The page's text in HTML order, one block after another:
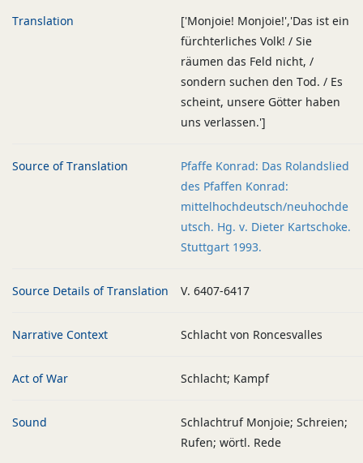
Translation
['Monjoie! Monjoie!','Das ist ein
fürchterliches Volk! / Sie
räumen das Feld nicht, /
sondern suchen den Tod. / Es
scheint, unsere Götter haben
uns verlassen.']
Source of Translation
Pfaffe Konrad: Das Rolandslied
des Pfaffen Konrad:
mittelhochdeutsch/neuhochde
utsch. Hg. v. Dieter Kartschoke.
Stuttgart 1993.
Source Details of Translation V. 6407-6417
Narrative Context Schlacht von Roncesvalles
Act of War Schlacht; Kampf
Sound
Schlachtruf Monjoie; Schreien;
Rufen; wörtl. Rede